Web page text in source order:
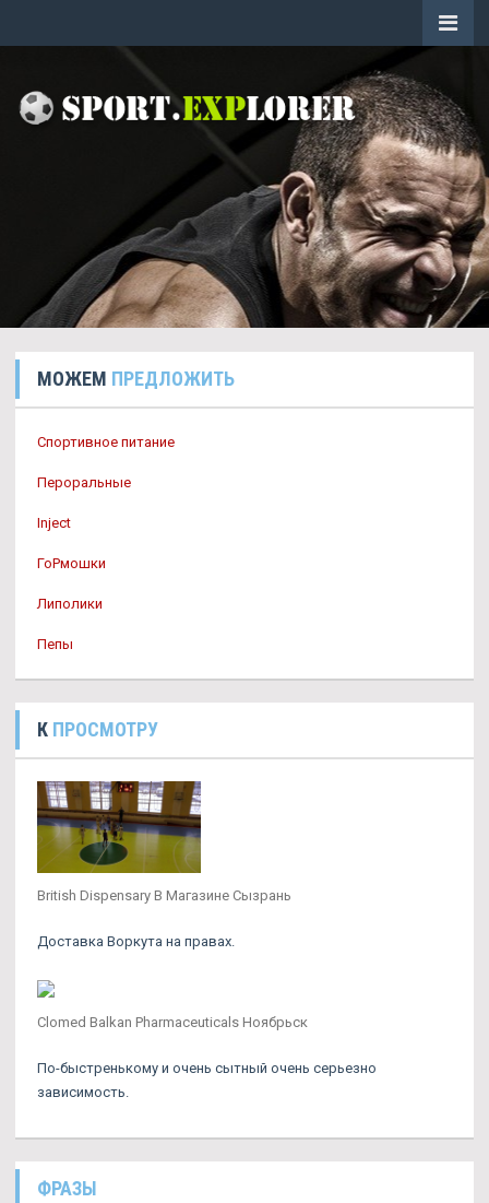
МОЖЕМ ПРЕДЛОЖИТЬ
Спортивное питание
Пероральные
Inject
ГоРмошки
Липолики
Пепы
К ПРОСМОТРУ
British Dispensary В Магазине Сызрань
Доставка Воркута на правах.
Clomed Balkan Pharmaceuticals Ноябрьск
По-быстренькому и очень сытный очень серьезно
зависимость.
ФРАЗЫ